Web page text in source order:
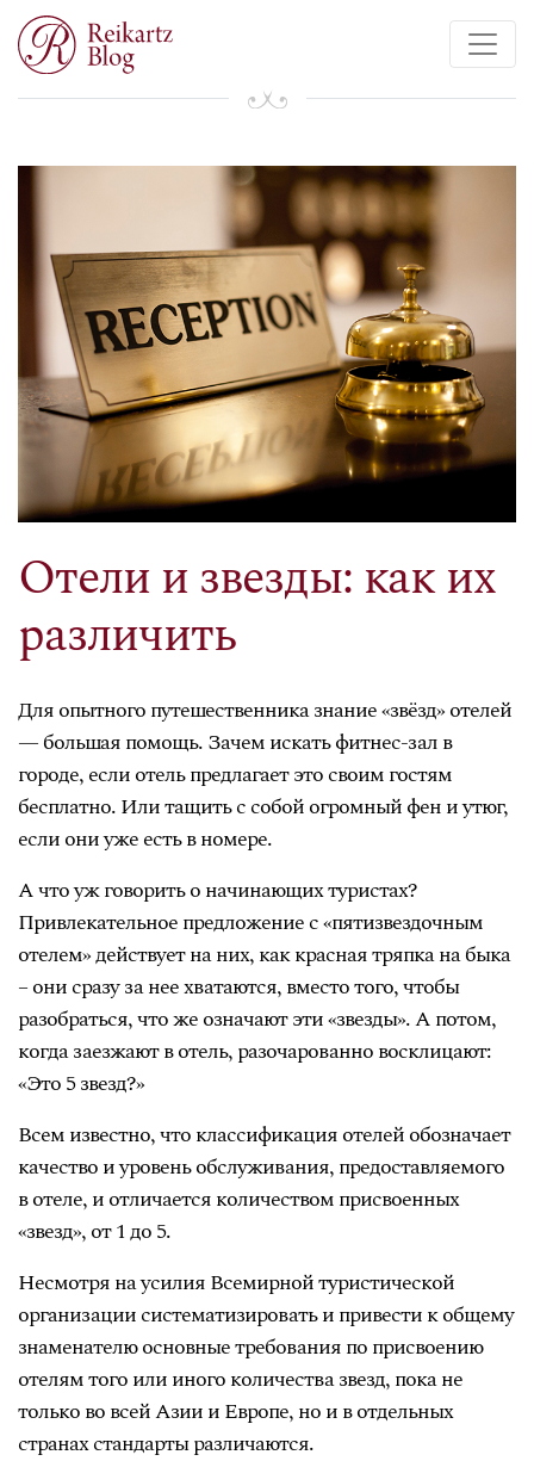
Отели и звезды: как их
различить
Для опытного путешественника знание «звёзд» отелей
— большая помощь. Зачем искать фитнес-зал в
городе, если отель предлагает это своим гостям
бесплатно. Или тащить с собой огромный фен и утюг,
если они уже есть в номере.
А что уж говорить о начинающих туристах?
Привлекательное предложение с «пятизвездочным
отелем» действует на них, как красная тряпка на быка
– они сразу за нее хватаются, вместо того, чтобы
разобраться, что же означают эти «звезды». А потом,
когда заезжают в отель, разочарованно восклицают:
«Это 5 звезд?»
Всем известно, что классификация отелей обозначает
качество и уровень обслуживания, предоставляемого
в отеле, и отличается количеством присвоенных
«звезд», от 1 до 5.
Несмотря на усилия Всемирной туристической
организации систематизировать и привести к общему
знаменателю основные требования по присвоению
отелям того или иного количества звезд, пока не
только во всей Азии и Европе, но и в отдельных
странах стандарты различаются.